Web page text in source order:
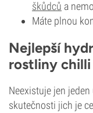
škůdců a
Máte plnou
Nejlepší
rostliny
Neexistuje jen
skutečnosti jich je